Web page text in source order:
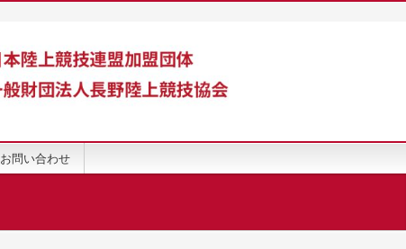
お問い合わせ